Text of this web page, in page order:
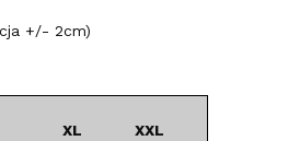
+/- 2cm)
XL XXL